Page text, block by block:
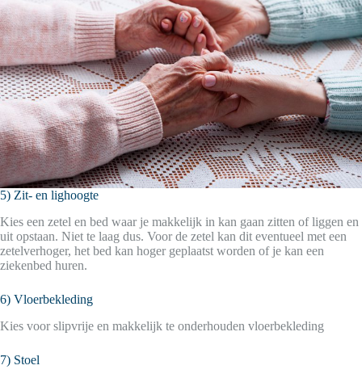
5) Zit- en lighoogte
Kies een zetel en bed waar je makkelijk in kan gaan zitten of liggen en
uit opstaan. Niet te laag dus. Voor de zetel kan dit eventueel met een
zetelverhoger, het bed kan hoger geplaatst worden of je kan een
ziekenbed huren.
6) Vloerbekleding
Kies voor slipvrije en makkelijk te onderhouden vloerbekleding
7) Stoel